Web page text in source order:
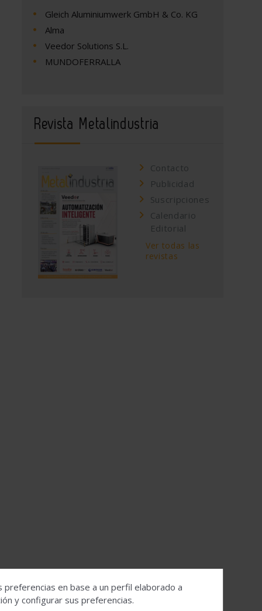
Gleich Aluminiumwerk GmbH & Co. KG
Alma
Veedor Solutions S.L.
MUNDOFERRALLA
Revista Metalindustria
Contacto
Publicidad
Suscripciones
Calendario
Editorial
Ver todas las
revistas
en base a un perfil elaborado a
y configurar sus preferencias.